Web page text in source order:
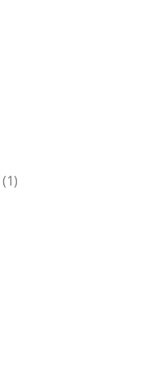
(1)